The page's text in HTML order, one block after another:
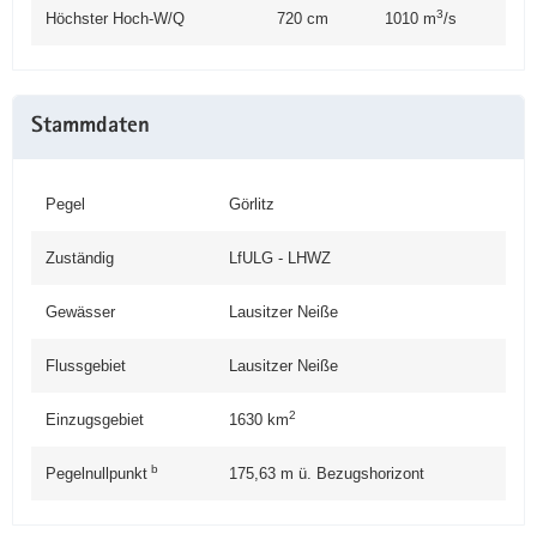
Höchster Hoch-W/Q 720 cm 1010 m3/s
Stammdaten
Pegel Görlitz
Zuständig LfULG - LHWZ
Gewässer Lausitzer Neiße
Flussgebiet Lausitzer Neiße
Einzugsgebiet 1630 km2
Pegelnullpunkt b 175,63 m ü. Bezugshorizont